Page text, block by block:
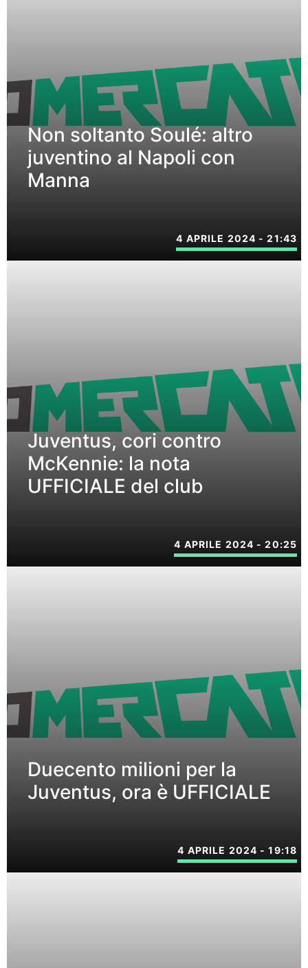
Non soltanto Soulé: altro
juventino al Napoli con
Manna
4 APRILE 2024 - 21:43
Juventus, cori contro
McKennie: la nota
UFFICIALE del club
4 APRILE 2024 - 20:25
Duecento milioni per la
Juventus, ora è UFFICIALE
4 APRILE 2024 - 19:18